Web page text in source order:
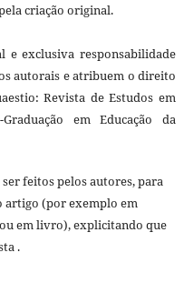
criação original.
e exclusiva responsabilidade
autorais e atribuem o direito
Revista de Estudos em
em Educação da
feitos pelos autores, para
artigo (por exemplo em
em livro), explicitando que
.